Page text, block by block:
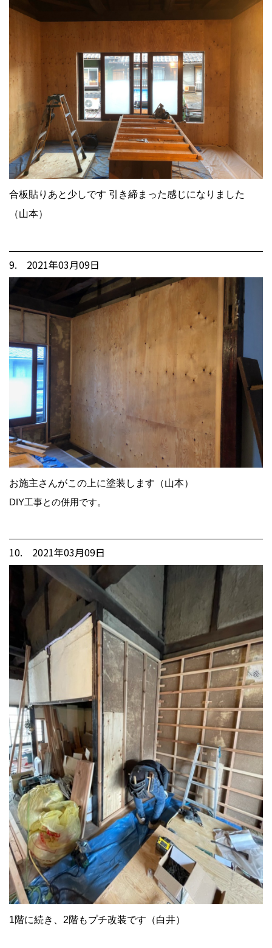
合板貼りあと少しです 引き締まった感じになりました
（山本）
9. 2021年03月09日
お施主さんがこの上に塗装します（山本）
DIY工事との併用です。
10. 2021年03月09日
1階に続き、2階もプチ改装です（白井）